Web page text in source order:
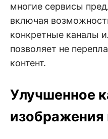
многие сервисы
включая
конкретные каналы
позволяет не
контент.
Улучшенное
изображения